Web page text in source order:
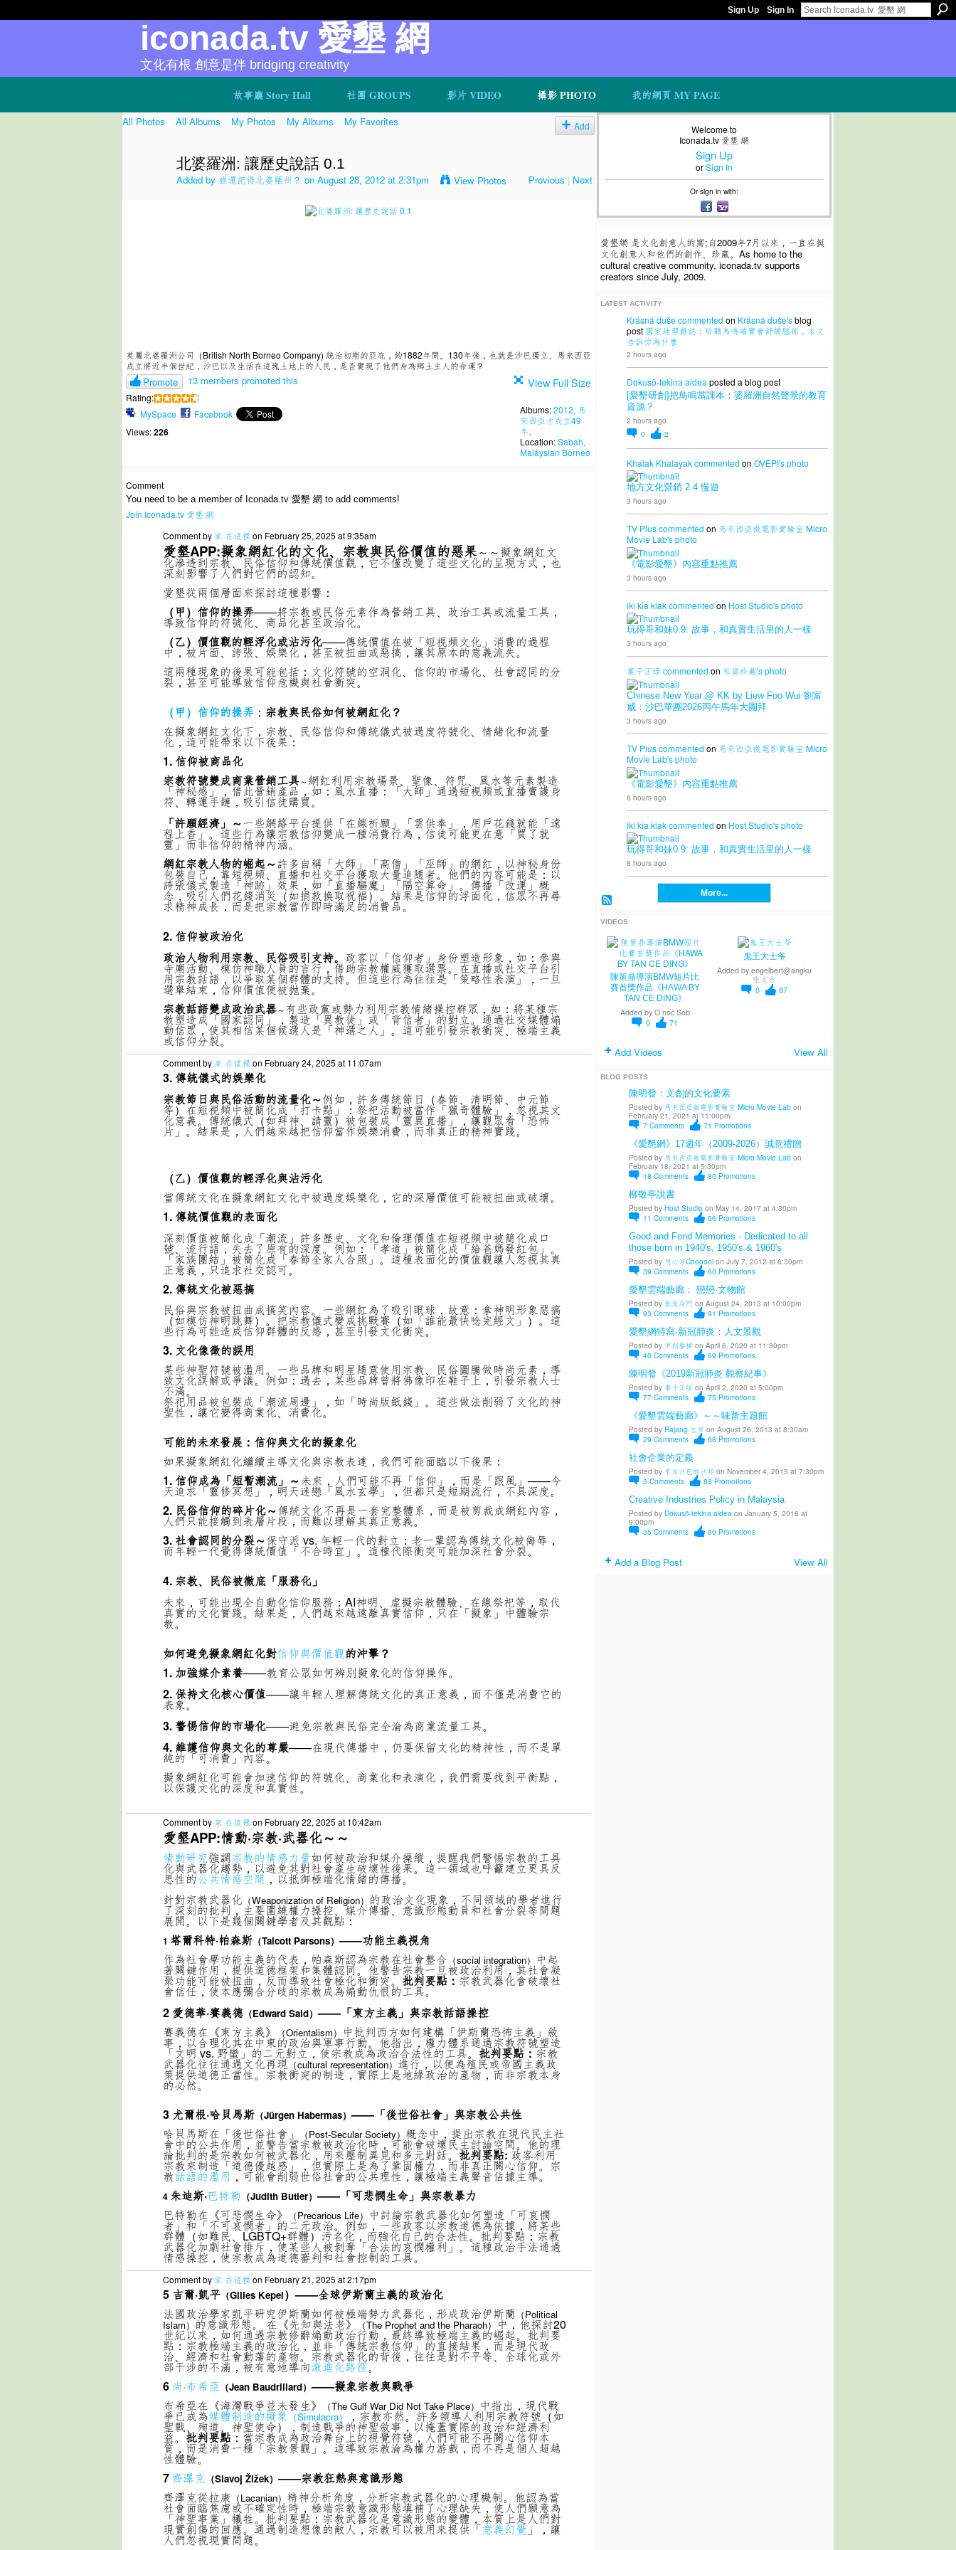
Sign Up Sign In
故事廳 Story Hall 社團 GROUPS 影片 VIDEO 攝影 PHOTO 我的網頁 MY PAGE
iconada.tv 愛墾 網
文化有根 創意是伴 bridging creativity
All Photos All Albums My Photos My Albums My Favorites Add
北婆羅洲: 讓歷史說話 0.1
Added by 誰還記得北婆羅州？ on August 28, 2012 at 2:31pm View Photos Previous | Next
英屬北婆羅洲公司（British North Borneo Company) 統治初期的亞庇，約1882年間。130年後，也就是沙巴獨立、馬來西亞
成立將近半個世紀，沙巴以及生活在這塊土地上的人民，是否實現了他們身為鄉土主人的命運？
Promote 13 members promoted this
Rating:
MySpace
Facebook
Views:226
View Full Size
Albums:2012, 馬
來西亞才成立49
年。
Location:Sabah,
Malaysian Borneo
Comment
You need to be a member of Iconada.tv 愛墾 網 to add comments!
Join Iconada.tv 愛墾 網
Comment by 家 在這裡 on February 25, 2025 at 9:35am
愛墾APP:擬象網紅化的文化、宗教與民俗價值的惡果～～擬象網紅文
化滲透到宗教、民俗信仰和傳統價值觀，它不僅改變了這些文化的呈現方式，也
深刻影響了人們對它們的認知。
愛墾從兩個層面來探討這種影響：
（甲）信仰的操弄——將宗教或民俗元素作為營銷工具、政治工具或流量工具，
導致信仰的符號化、商品化甚至政治化。
（乙）價值觀的輕浮化或沾污化——傳統價值在被「短視頻文化」消費的過程
中，被片面、誇張、娛樂化，甚至被扭曲或惡搞，讓其原本的意義流失。
這兩種現象的後果可能包括：文化符號的空洞化、信仰的市場化、社會認同的分
裂，甚至可能導致信仰危機與社會衝突。
（甲）信仰的操弄 ： 宗教與民俗如何被網紅化？
在擬象網紅文化下，宗教、民俗信仰和傳統儀式被過度符號化、情緒化和流量
化，這可能帶來以下後果：
1. 信仰被商品化
宗教符號變成商業營銷工具～網紅利用宗教場景、聖像、符咒、風水等元素製造
「神秘感」，借此營銷產品，如： 風水直播：「大師」通過短視頻或直播賣護身
符、轉運手鏈，吸引信徒購買。
「許願經濟」～一些網絡平台提供「在線祈願」「雲供奉」，用戶花錢就能「遠
程上香」。這些行為讓宗教信仰變成一種消費行為，信徒可能更在意「買了就
靈」而非信仰的精神內涵。
網紅宗教人物的崛起～許多自稱「大師」「高僧」「巫師」的網紅，以神秘身份
包裝自己，靠短視頻、直播和社交平台獲取大量追隨者。 他們的內容可能是： 以
誇張儀式製造「神跡」效果，如「直播驅魔」「隔空算命」。傳播「改運」概
念，吸引人們花錢消災（如捐款換取祝福）。 結果是信仰的浮面化，信眾不再尋
求精神成長，而是把宗教當作即時滿足的消費品。
2. 信仰被政治化
政治人物利用宗教、民俗吸引支持。 政客以「信仰者」身份塑造形象，如： 參與
寺廟活動、模仿神職人員的言行，借助宗教權威獲取選票。 在直播或社交平台引
用宗教話語，以爭取某個群體的支持。但這些行為往往是「策略性表演」，一旦
選舉結束，信仰價值便被拋棄。
宗教話語變成政治武器～有些政黨或勢力利用宗教情緒操控群眾，如： 將某種宗
教塑造成「國家認同」，製造「異教徒」或「背信者」的對立。 通過社交媒體煽
動信眾，使其相信某個候選人是「神選之人」。 這可能引發宗教衝突、極端主義
或信仰分裂。
Comment by 家 在這裡 on February 24, 2025 at 11:07am
3. 傳統儀式的娛樂化
宗教節日與民俗活動的流量化～例如，許多傳統節日（春節、清明節、中元節
等）在短視頻中被簡化成「打卡點」： 祭祀活動被當作「獵奇體驗」，忽視其文
化意義。傳統儀式（如拜神、請靈）被包裝成「靈異直播」，讓觀眾看「恐怖
片」。結果是，人們越來越把信仰當作娛樂消費，而非真正的精神實踐。
（乙）價值觀的輕浮化與沾污化
當傳統文化在擬象網紅文化中被過度娛樂化，它的深層價值可能被扭曲或破壞。
1. 傳統價值觀的表面化
深刻價值被簡化成「潮流」 許多歷史、文化和倫理價值在短視頻中被簡化成口
號、流行語，失去了原有的深度。例如： 「孝道」被簡化成「給爸媽發紅包」。
「家族團結」被簡化成「春節全家人合照」。 這種表面化的價值觀讓人忽視其真
正意義，只追求社交認可。
2. 傳統文化被惡搞
民俗與宗教被扭曲成搞笑內容。 一些網紅為了吸引眼球，故意： 拿神明形象惡搞
（如模仿神明跳舞）。把宗教儀式變成挑戰賽（如「誰能最快唸完經文」）。這
些行為可能造成信仰群體的反感，甚至引發文化衝突。
3. 文化像徵的誤用
某些神聖符號被濫用。 一些品牌和明星隨意使用宗教、民俗圖騰做時尚元素，導
致文化誤解或爭議。例如：過去，某些品牌曾將佛像印在鞋子上，引發宗教人士
不滿。
祭祀用品被包裝成「潮流周邊」，如「時尚版紙錢」。 這些做法削弱了文化的神
聖性，讓它變得商業化、消費化。
可能的未來發展：信仰與文化的擬象化
如果擬象網紅化繼續主導文化與宗教表達，我們可能面臨以下後果：
1. 信仰成為「短暫潮流」～未來，人們可能不再「信仰」，而是「跟風」——今
天追求「靈修冥想」，明天迷戀「風水玄學」，但都只是短期流行，不具深度。
2. 民俗信仰的碎片化～傳統文化不再是一套完整體系，而是被剪裁成網紅內容，
人們只能接觸到表層片段，而難以理解其真正意義。
3. 社會認同的分裂～保守派 vs. 年輕一代的對立： 老一輩認為傳統文化被侮辱，
而年輕一代覺得傳統價值「不合時宜」。這種代際衝突可能加深社會分裂。
4. 宗教、民俗被徹底「服務化」
未來，可能出現全自動化信仰服務： AI神明、虛擬宗教體驗、在線祭祀等，取代
真實的文化實踐。結果是，人們越來越遠離真實信仰，只在「擬象」中體驗宗
教。
如何避免擬象網紅化對信仰與價值觀的沖擊？
1. 加強媒介素養——教育公眾如何辨別擬象化的信仰操作。
2. 保持文化核心價值——讓年輕人理解傳統文化的真正意義，而不僅是消費它的
表象。
3. 警惕信仰的市場化——避免宗教與民俗完全淪為商業流量工具。
4. 維護信仰與文化的尊嚴——在現代傳播中，仍要保留文化的精神性，而不是單
純的「可消費」內容。
擬象網紅化可能會加速信仰的符號化、商業化和表演化，我們需要找到平衡點，
以保護文化的深度和真實性。
Comment by 家 在這裡 on February 22, 2025 at 10:42am
愛墾APP:情動·宗教·武器化～～
情動研究強調宗教的情感力量如何被政治和媒介操縱，提醒我們警惕宗教的工具
化與武器化趨勢，以避免其對社會產生破壞性後果。這一領域也呼籲建立更具反
思性的公共情感空間 ，以抵御極端化情緒的傳播。
針對宗教武器化 （Weaponization of Religion） 的政治文化現象，不同領域的學者進行
了深刻的批判，主要圍繞權力操控、媒介傳播、意識形態動員和社會分裂等問題
展開。以下是幾個關鍵學者及其觀點：
1 塔爾科特·帕森斯 （Talcott Parsons）——功能主義視角
作為社會學功能主義的代表，帕森斯認為宗教在社會整合 （social integration） 中起
著關鍵作用，提供道德框架和集體認同。他警告宗教一旦被政治利用，其社會凝
聚功能可能被扭曲，反而導致社會極化和衝突。批判要點：宗教武器化會破壞社
會信任，使本應彌合分歧的宗教成為煽動仇恨的工具。
2 愛德華·賽義德 （Edward Said）——「東方主義」與宗教話語操控
賽義德在《東方主義》
（Orientalism） 中批判西方如何建構「伊斯蘭恐怖主義」敘
事，以合理化其在中東的政治與軍事行動。他指出，權力體系通過宗教符號塑造
「文明 vs. 野蠻」的二元對立，使宗教成為政治合法性的工具。批判要點：宗教
武器化往往通過文化再現 （cultural representation） 進行，以便為殖民或帝國主義政
策提供道德正當性。宗教衝突的制造，實際上是地緣政治的產物，而非宗教本身
的必然。
3 尤爾根·哈貝馬斯 （Jürgen Habermas）——「後世俗社會」與宗教公共性
哈貝馬斯在「後世俗社會」
（Post-Secular Society） 概念中，提出宗教在現代民主社
會中的公共作用，並警告當宗教被政治化時，可能會破壞民主討論空間。他的理
論批判的是宗教如何被武器化，用來壓制異見和多元對話。批判要點: 政客利用
宗教來制造「道德優越感」，但實際上是為了鞏固權力，而非真正關心信仰。 宗
教話語的濫用 ，可能會削弱世俗社會的公共理性，讓極端主義聲音佔據主導。
4 朱迪斯·巴特勒 （Judith Butler）——「可悲憫生命」與宗教暴力
巴特勒在《可悲憫生命》
（Precarious Life） 中討論宗教武器化如何塑造「可哀憫
者」和「不可哀憫者」的二元政治。例如，一些政客以宗教道德為依據，將某些
群體（如難民、LGBTQ+群體）污名化，而強化自己的合法性。批判要點：宗教
武器化加劇社會排斥，使某些人被剝奪「合法的哀憫權利」。這種政治手法通過
情感操控，使宗教成為道德審判和社會控制的工具。
Comment by 家 在這裡 on February 21, 2025 at 2:17pm
5 吉爾·凱平 （Gilles Kepel）——全球伊斯蘭主義的政治化
法國政治學家凱平研究伊斯蘭如何被極端勢力武器化，形成政治伊斯蘭 （Political
Islam） 的意識形態。 在《先知與法老》 （The Prophet and the Pharaoh） 中，他探討20
世紀以來，如何通過宗教修辭煽動政治行動，最終導致極端主義的崛起。批判要
點：宗教極端主義的政治化，並非「傳統宗教信仰」的直接結果，而是現代政
治、經濟和社會動蕩的產物。宗教武器化的背後，往往是對不平等、全球化或外
部干涉的不滿，被有意地導向激進化路徑。
6 尚·布希亞 （Jean Baudrillard）——擬象宗教與戰爭
布希亞在《海灣戰爭並未發生》
（The Gulf War Did Not Take Place） 中指出，現代戰
爭已成為媒體制造的擬象 （Simulacra） ，宗教亦然。許多領導人利用宗教符號（如
聖戰、殉道、神聖使命），制造戰爭的神聖敘事，以掩蓋實際的政治和經濟利
益。批判要點：當宗教成為政治舞台上的視覺符號，人們可能不再關心信仰本
質，而是消費一種「宗教景觀」。這導致宗教淪為權力游戲，而不再是個人超越
性體驗。
7齊澤克 （Slavoj Žižek）——宗教狂熱與意識形態
齊澤克從拉康 （Lacanian） 精神分析角度，分析宗教武器化的心理機制。他認為當
社會面臨焦慮或不確定性時，極端宗教意識形態填補了心理缺失，使人們願意為
「神聖事業」犧牲。批判要點：宗教武器化是意識形態的變體，本質上是人們對
現實創傷的回應。通過制造想像的敵人，宗教可以被用來提供「意義幻覺」，讓
人們忽視現實問題。
Welcome to
Iconada.tv 愛墾 網
Sign Up
orSign In
Or sign in with:
愛墾網 是文化創意人的窩;自2009年7月以來，一直在挺
文化創意人和他們的創作、珍藏。As home to the
cultural creative community, iconada.tv supports
creators since July, 2009.
LATEST ACTIVITY
Krásná dušecommented on Krásná duše'sblog
post 國家地理雜誌：聆聽鳥鳴確實會舒緩腦部，本文
告訴你為什麼
2 hours ago
Dokusō-tekina aidea posted a blog post
[愛墾研創]把鳥鳴當課本：婆羅洲自然聲景的教育
資源？
2 hours ago
0
2
Khalak Khalayakcommented on OVEPI'sphoto
地方文化營銷 2.4 慢遊
3 hours ago
TV Pluscommented on 馬來西亞微電影實驗室 Micro
Movie Lab'sphoto
《電影愛墾》內容重點推薦
3 hours ago
iki kia kiakcommented on Host Studio'sphoto
玩得哥和妹0.9: 故事，和真實生活里的人一樣
3 hours ago
葉子正绿 commented on 私貨珍藏'sphoto
Chinese New Year @ KK by Liew Foo Wui 劉富
威：沙巴華團2026丙午馬年大團拜
3 hours ago
TV Pluscommented on 馬來西亞微電影實驗室 Micro
Movie Lab'sphoto
《電影愛墾》內容重點推薦
8 hours ago
iki kia kiakcommented on Host Studio'sphoto
玩得哥和妹0.9: 故事，和真實生活里的人一樣
8 hours ago
More...
VIDEOS
陳策鼎導演BMW短片比
賽首獎作品《HAWA BY
TAN CE DING》
Added by O noc Sob
0
71
鬼王大士爷
Added byengelbert@angku
张文杰
0
87
Add Videos View All
BLOG POSTS
陳明發：文創的文化要素
Posted by 馬來西亞微電影實驗室 Micro Movie Labon
February 21, 2021 at 11:00pm
7 Comments 71 Promotions
《愛懇網》17週年（2009-2026）誠意禮贈
Posted by 馬來西亞微電影實驗室 Micro Movie Labon
February 18, 2021 at 5:30pm
18 Comments 80 Promotions
柳敬亭說書
Posted by Host Studioon May 14, 2017 at 4:30pm
11 Comments 56 Promotions
Good and Fond Memories - Dedicated to all
those born in 1940's, 1950's & 1960's
Posted by 用心涼Cooooolon July 7, 2012 at 6:30pm
39 Comments 60 Promotions
愛墾雲端藝廊： 戀戀·文物館
Posted by 就是冷門 on August 24, 2013 at 10:00pm
93 Comments 91 Promotions
愛墾網特寫·新冠肺炎：人文景觀
Posted by 罗刹蜃楼 on April 6, 2020 at 11:30pm
40 Comments 69 Promotions
陳明發《2019新冠肺炎 觀察紀事》
Posted by 葉子正绿 on April 2, 2020 at 5:00pm
77 Comments 75 Promotions
《愛墾雲端藝廊》～～味蕾主題館
Posted by Rajang 左岸 on August 26, 2013 at 8:30am
29 Comments 68 Promotions
社會企業的定義
Posted by 來自沙巴的沙邦 on November 4, 2015 at 7:30pm
3 Comments 83 Promotions
Creative Industries Policy in Malaysia
Posted by Dokusō-tekina aidea on January 5, 2016 at
9:00pm
35 Comments 80 Promotions
Add a Blog Post View All